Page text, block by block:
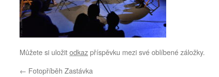
Můžete si uložitodkazpříspěvku mezi své oblíbené záložky.
← Fotopříběh Zastávka